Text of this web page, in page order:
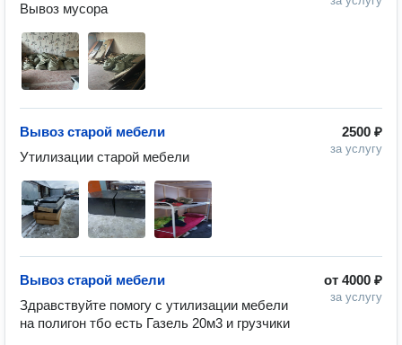
Вывоз мусора
2500 ₽
за услугу
Вывоз старой мебели
Утилизации старой мебели
от 4000 ₽
за услугу
Вывоз старой мебели
Здравствуйте помогу с утилизации мебели
на полигон тбо есть Газель 20м3 и грузчики